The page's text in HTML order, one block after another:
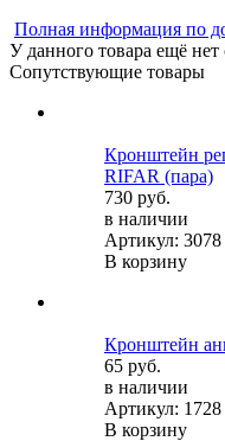
Полная информация по
У данного товара ещё нет
Сопутствующие товары
Кронштейн
RIFAR (пара)
730 руб.
в наличии
Артикул: 3078
В корзину
Кронштейн
65 руб.
в наличии
Артикул: 1728
В корзину